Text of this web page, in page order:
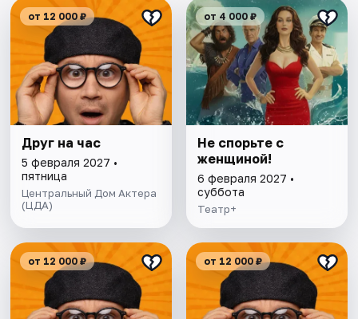
от 12 000 ₽
Друг на час
5 февраля 2027 •
пятница
Центральный Дом Актера
(ЦДА)
от 4 000 ₽
Не спорьте с
женщиной!
6 февраля 2027 •
суббота
Театр+
от 12 000 ₽ от 12 000 ₽